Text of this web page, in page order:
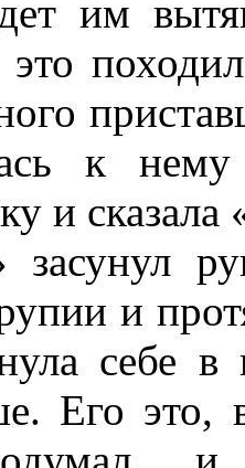
им
к
и
засунул
и
себе в
Его это,